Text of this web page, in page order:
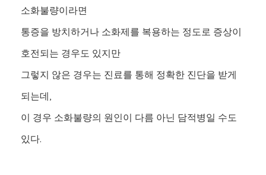
소화불량이라면
통증을 방치하거나 소화제를 복용하는 정도로 증상이
호전되는 경우도 있지만
그렇지 않은 경우는 진료를 통해 정확한 진단을 받게
되는데,
이 경우 소화불량의 원인이 다름 아닌 담적병일 수도
있다.